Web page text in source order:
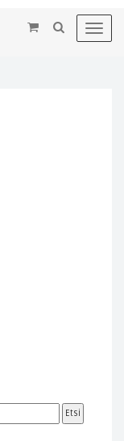
×